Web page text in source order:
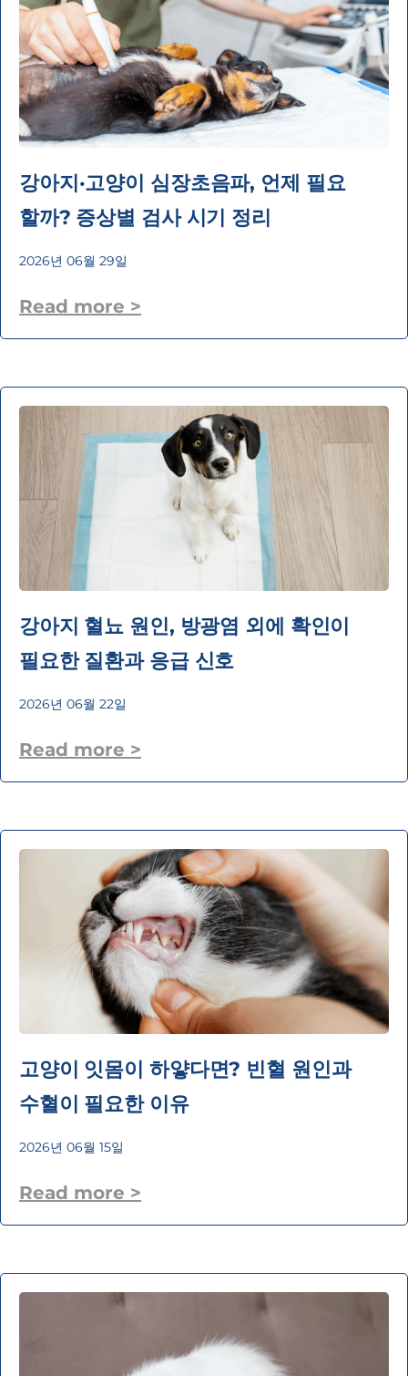
강아지·고양이 심장초음파, 언제 필요
할까? 증상별 검사 시기 정리
2026년 06월 29일
Read more >
강아지 혈뇨 원인, 방광염 외에 확인이
필요한 질환과 응급 신호
2026년 06월 22일
Read more >
고양이 잇몸이 하얗다면? 빈혈 원인과
수혈이 필요한 이유
2026년 06월 15일
Read more >